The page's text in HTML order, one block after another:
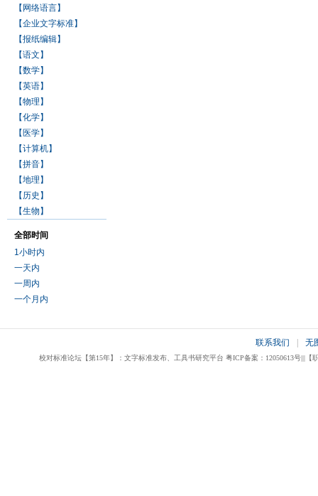
【网络语言】
【企业文字标准】
【报纸编辑】
【语文】
【数学】
【英语】
【物理】
【化学】
【医学】
【计算机】
【拼音】
【地理】
【历史】
【生物】
全部时间
1小时内
一天内
一周内
一个月内
联系我们 无
校对标准论坛【第15年】：文字标准发布、工具书研究平台 粤ICP备案：12050613号|||【